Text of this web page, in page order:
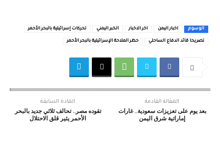
الوسوم اخبار اليمن اخر الاخبار الخبر اليمني تحركات إسرائيلية بالبحر الأحمر
تصريحا قائد الدفاع الساحلي حظر الملاحة الإسرائيلية بالبحر الأحمر
المادة السابقة
تقوده مصر.. تحالف ثلاثي جديد بالبحر
الأحمر يثير قلق الاحتلال
المقالة القادمة
بعد يوم على تعزيزات سعودية.. غارات
إماراتية شرق اليمن